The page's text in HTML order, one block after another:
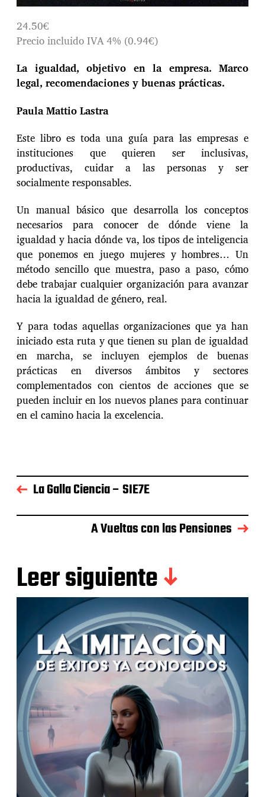
24.50€
Precio incluido IVA 4% (0.94€)
La igualdad, objetivo en la empresa. Marco
legal, recomendaciones y buenas prácticas.
Paula Mattio Lastra
Este libro es toda una guía para las empresas e
instituciones que quieren ser inclusivas,
productivas, cuidar a las personas y ser
socialmente responsables.
Un manual básico que desarrolla los conceptos
necesarios para conocer de dónde viene la
igualdad y hacia dónde va, los tipos de inteligencia
que ponemos en juego mujeres y hombres… Un
método sencillo que muestra, paso a paso, cómo
debe trabajar cualquier organización para avanzar
hacia la igualdad de género, real.
Y para todas aquellas organizaciones que ya han
iniciado esta ruta y que tienen su plan de igualdad
en marcha, se incluyen ejemplos de buenas
prácticas en diversos ámbitos y sectores
complementados con cientos de acciones que se
pueden incluir en los nuevos planes para continuar
en el camino hacia la excelencia.
La Galla Ciencia – SIE7E
A Vueltas con las Pensiones
Leer siguiente